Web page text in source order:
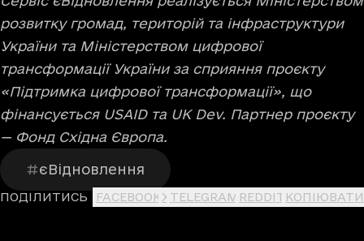
розвитку громад, територій та інфраструктури
України та Міністерством цифрової
трансформації України за сприяння проєкту
«Підтримка цифрової трансформації», що
фінансується USAID та UK Dev. Партнер проєкту
— Фонд Східна Європа.
єВідновлення
ПОДІЛИТИСЬ FACEBOOK X TELEGRAM REDDIT КОПІЮВАТИ